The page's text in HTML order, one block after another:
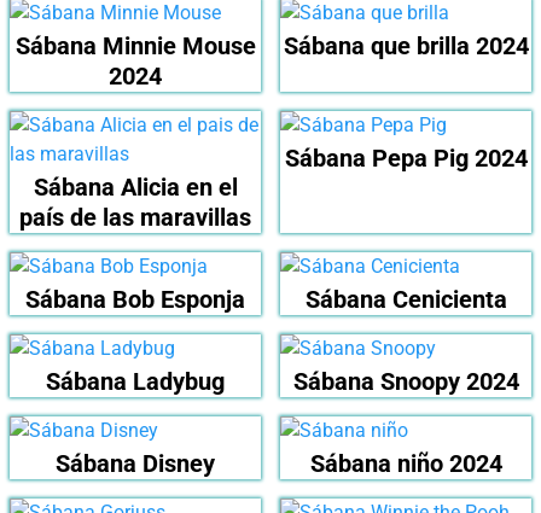
Sábana Minnie Mouse
2024
Sábana que brilla 2024
Sábana Alicia en el
país de las maravillas
Sábana Pepa Pig 2024
Sábana Bob Esponja Sábana Cenicienta
Sábana Ladybug Sábana Snoopy 2024
Sábana Disney Sábana niño 2024